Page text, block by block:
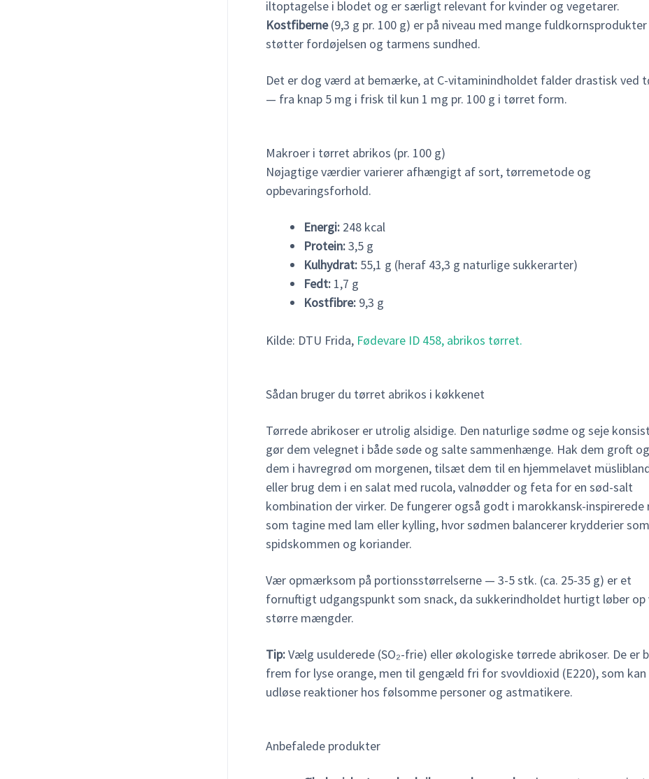
iltoptagelse i blodet og er særligt relevant for kvinder og vegetarer.
Kostfiberne(9,3 g pr. 100 g) er på niveau med mange
støtter fordøjelsen og tarmens sundhed.
Det er dog værd at bemærke, at C-vitaminindholdet falder drastisk ved
— fra knap 5 mg i frisk til kun 1 mg pr. 100 g i tørret form.
Makroer i tørret abrikos (pr. 100 g)
Nøjagtige værdier varierer afhængigt af sort, tørremetode og
opbevaringsforhold.
Energi:248 kcal
Protein:3,5 g
Kulhydrat:55,1 g (heraf 43,3 g naturlige sukkerarter)
Fedt:1,7 g
Kostfibre:9,3 g
Kilde: DTU Frida,Fødevare ID 458, abrikos tørret.
Sådan bruger du tørret abrikos i køkkenet
Tørrede abrikoser er utrolig alsidige. Den naturlige sødme og seje
gør dem velegnet i både søde og salte sammenhænge. Hak dem groft
dem i havregrød om morgenen, tilsæt dem til en hjemmelavet
eller brug dem i en salat med rucola, valnødder og feta for en sød-salt
kombination der virker. De fungerer også godt i marokkansk-
som tagine med lam eller kylling, hvor sødmen balancerer krydderier som
spidskommen og koriander.
Vær opmærksom på portionsstørrelserne — 3-5 stk. (ca. 25-35 g) er et
fornuftigt udgangspunkt som snack, da sukkerindholdet hurtigt løber op
større mængder.
Tip:Vælg usulderede (SO₂-frie) eller økologiske tørrede abrikoser. De er
frem for lyse orange, men til gengæld fri for svovldioxid (E220), som kan
udløse reaktioner hos følsomme personer og astmatikere.
Anbefalede produkter